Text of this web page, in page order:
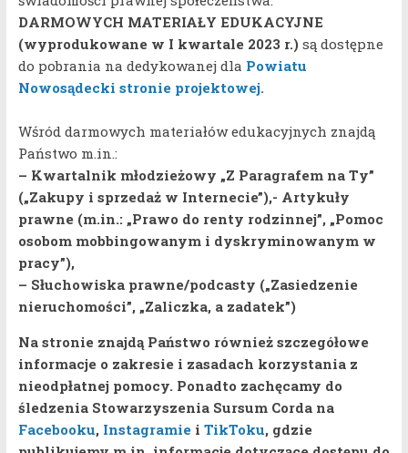
DARMOWYCH MATERIAŁY EDUKACYJNE
(wyprodukowane w I kwartale 2023 r.) są dostępne
do pobrania na dedykowanej dla Powiatu
Nowosądecki stronie projektowej.
Wśród darmowych materiałów edukacyjnych znajdą
Państwo m.in.:
– Kwartalnik młodzieżowy „Z Paragrafem na Ty”
(„Zakupy i sprzedaż w Internecie”),- Artykuły
prawne (m.in.: „Prawo do renty rodzinnej”, „Pomoc
osobom mobbingowanym i dyskryminowanym w
pracy”),
– Słuchowiska prawne/podcasty („Zasiedzenie
nieruchomości”, „Zaliczka, a zadatek”)
Na stronie znajdą Państwo również szczegółowe
informacje o zakresie i zasadach korzystania z
nieodpłatnej pomocy. Ponadto zachęcamy do
śledzenia Stowarzyszenia Sursum Corda na
Facebooku, Instagramiei TikToku,gdzie